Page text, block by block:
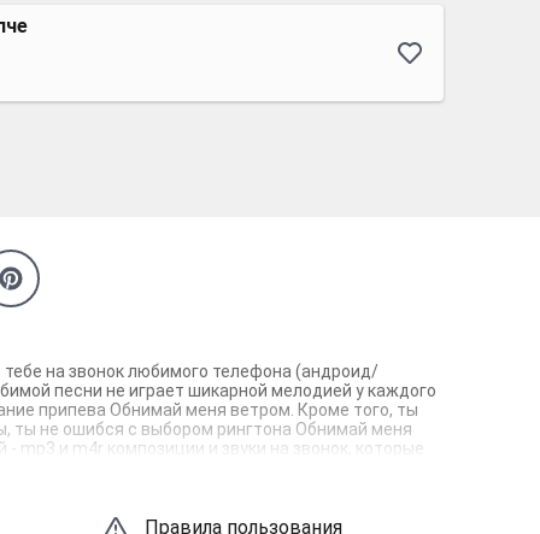
на звонок любимого телефона (андроид/
песни не играет шикарной мелодией у каждого
припева Обнимай меня ветром. Кроме того, ты
ты не ошибся с выбором рингтона Обнимай меня
mp3 и m4r композиции и звуки на звонок, которые
Правила пользования